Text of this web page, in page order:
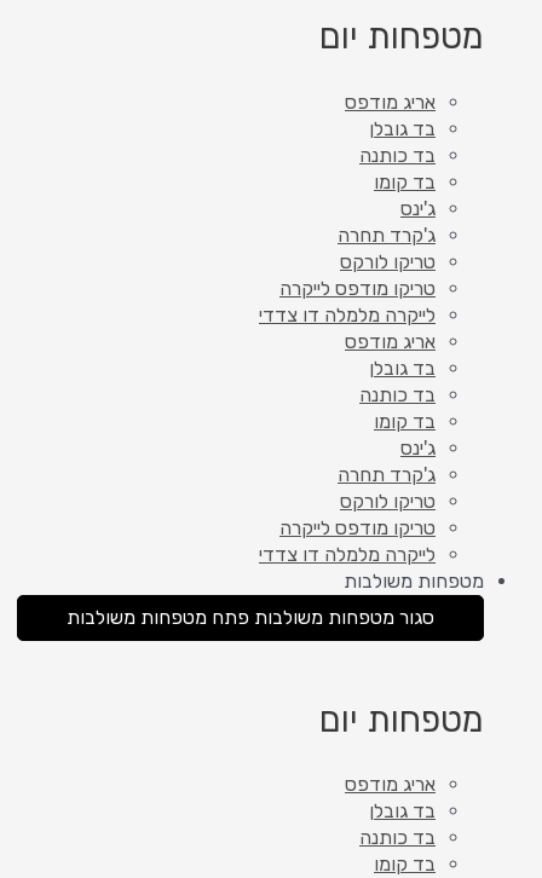
מטפחות יום
אריג מודפס
בד גובלן
בד כותנה
בד קומו
ג'ינס
ג'קרד תחרה
טריקו לורקס
טריקו מודפס לייקרה
לייקרה מלמלה דו צדדי
אריג מודפס
בד גובלן
בד כותנה
בד קומו
ג'ינס
ג'קרד תחרה
טריקו לורקס
טריקו מודפס לייקרה
לייקרה מלמלה דו צדדי
מטפחות משולבות
סגור מטפחות משולבות פתח מטפחות משולבות
מטפחות יום
אריג מודפס
בד גובלן
בד כותנה
בד קומו